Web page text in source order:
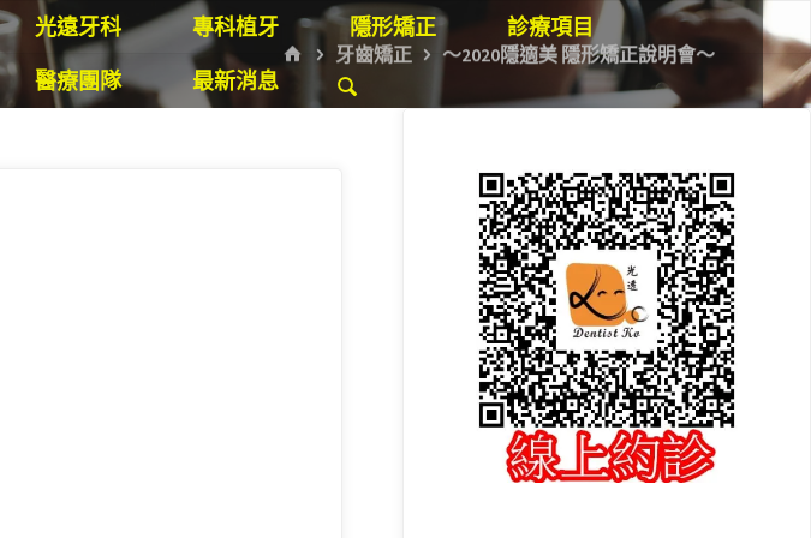
光遠牙科 專科植牙 隱形矯正 診療項目
醫療團隊 最新消息
HOME牙齒矯正 ～2020隱適美 隱形矯正說明會～